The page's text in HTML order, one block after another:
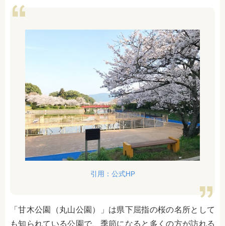
引用：公式HP
「甘木公園（丸山公園）」は県下屈指の桜の名所として
も知られている公園で、季節になると多くの方が訪れる